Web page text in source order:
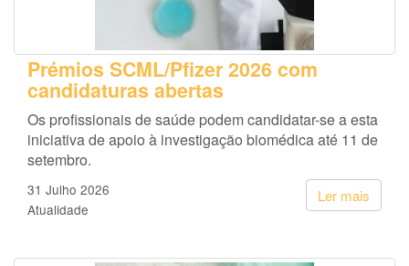
Prémios SCML/Pfizer 2026 com
candidaturas abertas
Os profissionais de saúde podem candidatar-se a esta
iniciativa de apoio à investigação biomédica até 11 de
setembro.
Ler mais
31 Julho 2026
Atualidade